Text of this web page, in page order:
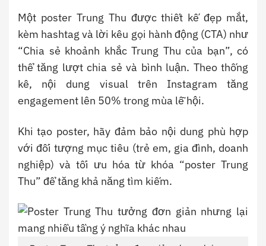
Một poster Trung Thu được thiết kế đẹp mắt,
kèm hashtag và lời kêu gọi hành động (CTA) như
“Chia sẻ khoảnh khắc Trung Thu của bạn”, có
thể tăng lượt chia sẻ và bình luận. Theo thống
kê, nội dung visual trên Instagram tăng
engagement lên 50% trong mùa lễ hội.
Khi tạo poster, hãy đảm bảo nội dung phù hợp
với đối tượng mục tiêu (trẻ em, gia đình, doanh
nghiệp) và tối ưu hóa từ khóa “poster Trung
Thu” để tăng khả năng tìm kiếm.